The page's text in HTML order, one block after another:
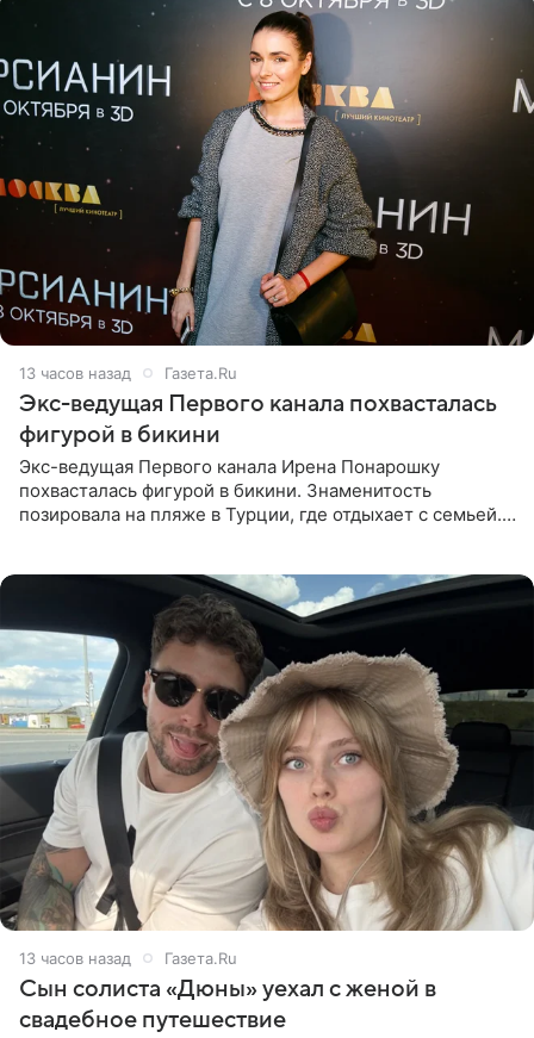
13 часов назад Газета.Ru
Экс-ведущая Первого канала похвасталась
фигурой в бикини
Экс-ведущая Первого канала Ирена Понарошку
похвасталась фигурой в бикини. Знаменитость
позировала на пляже в Турции, где отдыхает с семьей.
13 часов назад Газета.Ru
Сын солиста «Дюны» уехал с женой в
свадебное путешествие